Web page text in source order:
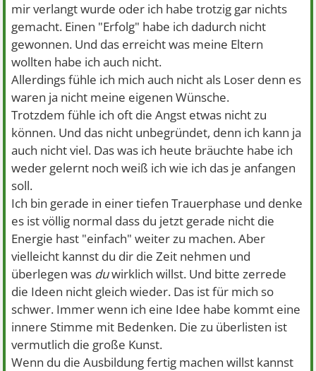
mir verlangt wurde oder ich habe trotzig gar nichts
gemacht. Einen "Erfolg" habe ich dadurch nicht
gewonnen. Und das erreicht was meine Eltern
wollten habe ich auch nicht.
Allerdings fühle ich mich auch nicht als Loser denn es
waren ja nicht meine eigenen Wünsche.
Trotzdem fühle ich oft die Angst etwas nicht zu
können. Und das nicht unbegründet, denn ich kann ja
auch nicht viel. Das was ich heute bräuchte habe ich
weder gelernt noch weiß ich wie ich das je anfangen
soll.
Ich bin gerade in einer tiefen Trauerphase und denke
es ist völlig normal dass du jetzt gerade nicht die
Energie hast "einfach" weiter zu machen. Aber
vielleicht kannst du dir die Zeit nehmen und
überlegen was duwirklich willst. Und bitte zerrede
die Ideen nicht gleich wieder. Das ist für mich so
schwer. Immer wenn ich eine Idee habe kommt eine
innere Stimme mit Bedenken. Die zu überlisten ist
vermutlich die große Kunst.
Wenn du die Ausbildung fertig machen willst kannst